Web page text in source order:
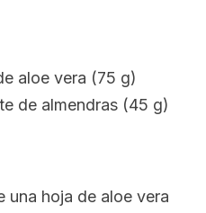
aloe vera (75 g)
de almendras (45 g)
una hoja de aloe vera